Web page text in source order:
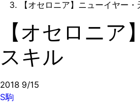
【オセロニア】ニューイヤー
【オセロニ
スキル
2018 9/15
S駒